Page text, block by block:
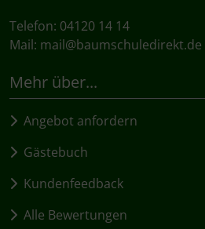
Telefon: 04120 14 14
Mail: mail@baumschuledirekt.de
Mehr über...
Angebot anfordern
Gästebuch
Kundenfeedback
Alle Bewertungen